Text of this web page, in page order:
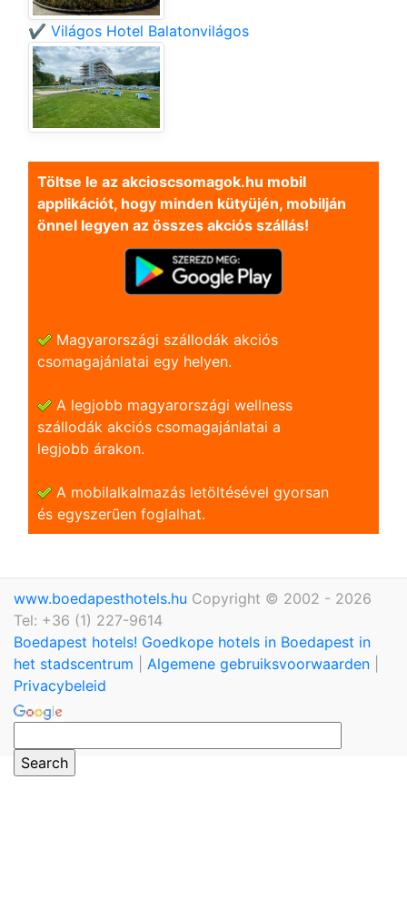
✔️ Világos Hotel Balatonvilágos
Töltse le az akcioscsomagok.hu mobil
applikációt, hogy minden kütyüjén, mobilján
önnel legyen az összes akciós szállás!
Magyarországi szállodák akciós
csomagajánlatai egy helyen.
A legjobb magyarországi wellness
szállodák akciós csomagajánlatai a
legjobb árakon.
A mobilalkalmazás letöltésével gyorsan
és egyszerũen foglalhat.
www.boedapesthotels.hu Copyright © 2002 - 2026
Tel: +36 (1) 227-9614
Boedapest hotels! Goedkope hotels in Boedapest in
het stadscentrum
Algemene gebruiksvoorwaarden
Privacybeleid